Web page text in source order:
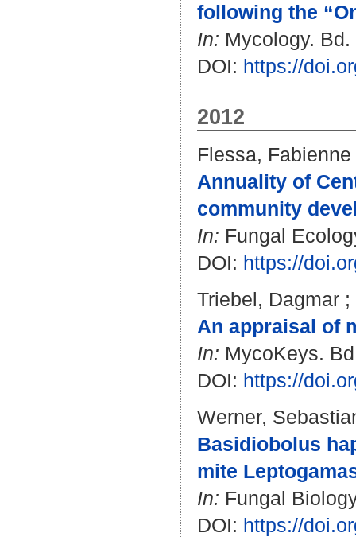
following the
In: Mycology.
DOI: https://
2012
Flessa, Fabienne
Annuality of
community
In: Fungal
DOI: https://
Triebel, Dagmar ;
An appraisal of
In: MycoKeys.
DOI: https://
Werner,
Basidiobolus
mite
In: Fungal
DOI: https://